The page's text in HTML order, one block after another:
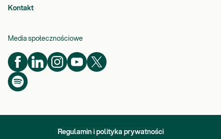
Kontakt
Media społecznościowe
Regulamin i polityka prywatności